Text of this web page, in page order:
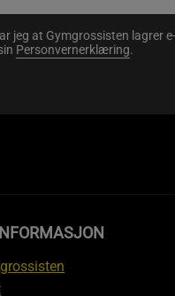
jeg at Gymgrossisten lagrer
Personvernerklæring.